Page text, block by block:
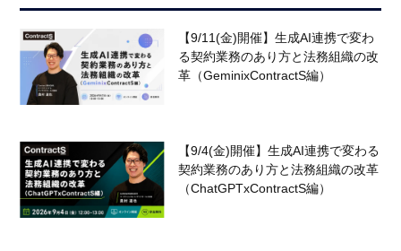
【9/11(金)開催】生成AI連携で変わ
る契約業務のあり方と法務組織の改
革（GeminixContractS編）
【9/4(金)開催】生成AI連携で変わる
契約業務のあり方と法務組織の改革
（ChatGPTxContractS編）